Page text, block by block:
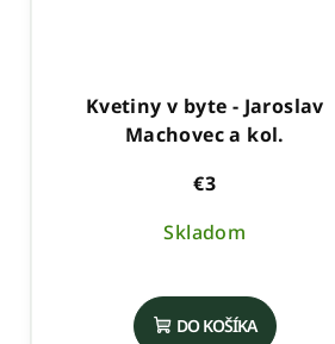
Kvetiny v byte - Jaroslav
Machovec a kol.
€3
Skladom
DO KOŠÍKA